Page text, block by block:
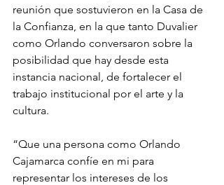
reunión que sostuvieron en la Casa de
la Confianza, en la que tanto Duvalier
como Orlando conversaron sobre la
posibilidad que hay desde esta
instancia nacional, de fortalecer el
trabajo institucional por el arte y la
cultura.
“Que una persona como Orlando
Cajamarca confíe en mi para
representar los intereses de los